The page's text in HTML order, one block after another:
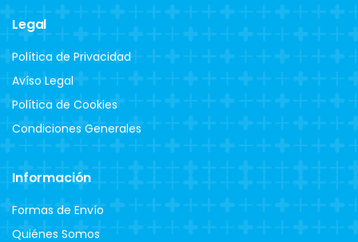
Legal
Política de Privacidad
Avíso Legal
Política de Cookies
Condiciones Generales
Información
Formas de Envío
Quiénes Somos